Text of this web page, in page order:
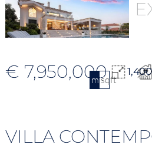
€ 7,950,000
m2sqft
VILLA